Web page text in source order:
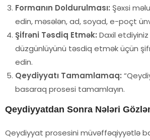
Formanın Doldurulması: Şəxsi
edin, məsələn, ad, soyad, e-poçt
Şifrəni Təsdiq Etmək: Daxil
düzgünlüyünü təsdiq etmək üçün
edin.
Qeydiyyatı Tamamlamaq:
basaraq prosesi tamamlayın.
Qeydiyyatdan Sonra Nələri
Qeydiyyat prosesini müvəffəqiyyətlə